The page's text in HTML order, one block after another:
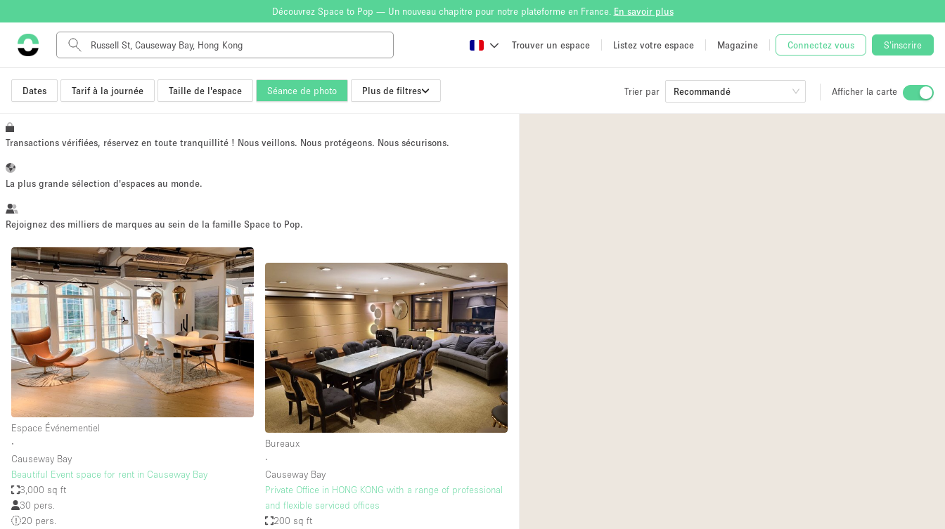
Découvrez Space to Pop — Un nouveau chapitre pour notre plateforme en France. En savoir plus
Trouver un espace Listez votre espace Magazine Connectez vous S'inscrire
Dates Tarif à la journée Taille de l'espace Séance de photo Plus de filtres Trier par Recommandé Afficher la carte
Type de l'espace Appartement / Loft
Boutique / Magasin
Espace Événementiel
Kiosque / Stand / Corner
Maison / Villa / Hôtel Particulier
Rooftop
Salle de Conférence
Salon / Festival
Studio Photo / Tournage
Caractéristiques
Accès aux handicapés
Transactions vérifiées, réservez en toute tranquillité ! Nous veillons. Nous protégeons. Nous sécurisons.
La plus grande sélection d'espaces au monde.
Rejoignez des milliers de marques au sein de la famille Space to Pop.
Espace Événementiel
∙
Causeway Bay
Beautiful Event space for rent in Causeway Bay
3,000 sq ft
30 pers.
20 pers.
Bureaux
∙
Causeway Bay
Private Office in HONG KONG with a range of professional
and flexible serviced offices
200 sq ft